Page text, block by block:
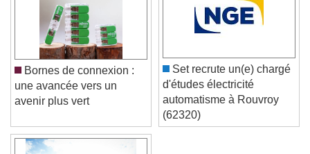
Bornes de connexion :
une avancée vers un
Set recrute un(e) chargé
d'études électricité
automatisme à Rouvroy
(62320)